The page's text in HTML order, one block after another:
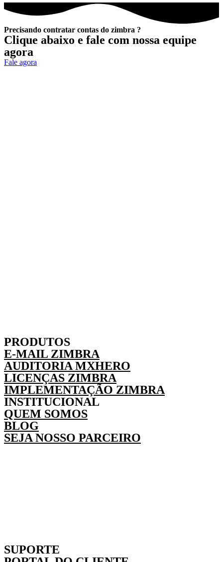
Precisando contratar contas do zimbra ?
Clique abaixo e fale com nossa equipe
agora
Fale agora
PRODUTOS
E-MAIL ZIMBRA
AUDITORIA MXHERO
LICENÇAS ZIMBRA
IMPLEMENTAÇÃO ZIMBRA
INSTITUCIONAL
QUEM SOMOS
BLOG
SEJA NOSSO PARCEIRO
SUPORTE